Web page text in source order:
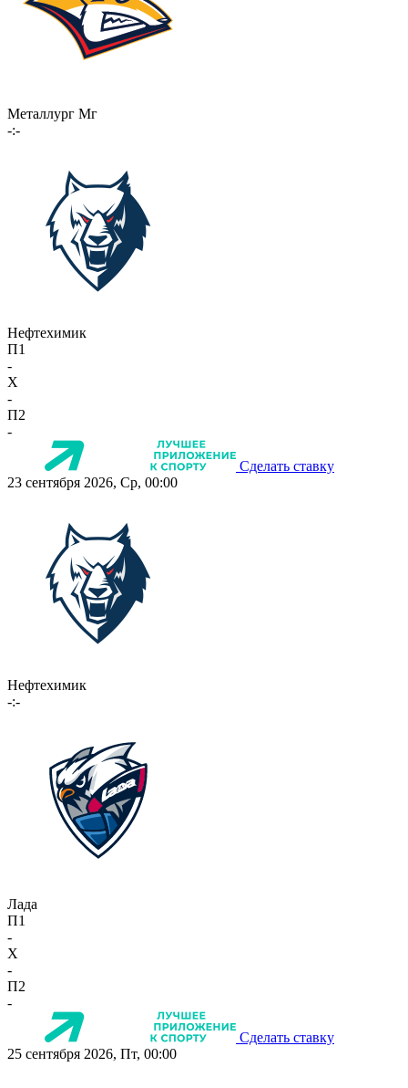
Металлург Мг
-:-
Нефтехимик
П1
-
X
-
П2
-
Сделать ставку
23 сентября 2026, Ср, 00:00
Нефтехимик
-:-
Лада
П1
-
X
-
П2
-
Сделать ставку
25 сентября 2026, Пт, 00:00